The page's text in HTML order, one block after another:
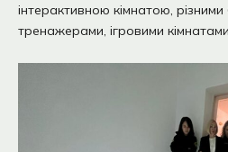
інтерактивною кімнатою,
тренажерами, ігровими кімнатами.